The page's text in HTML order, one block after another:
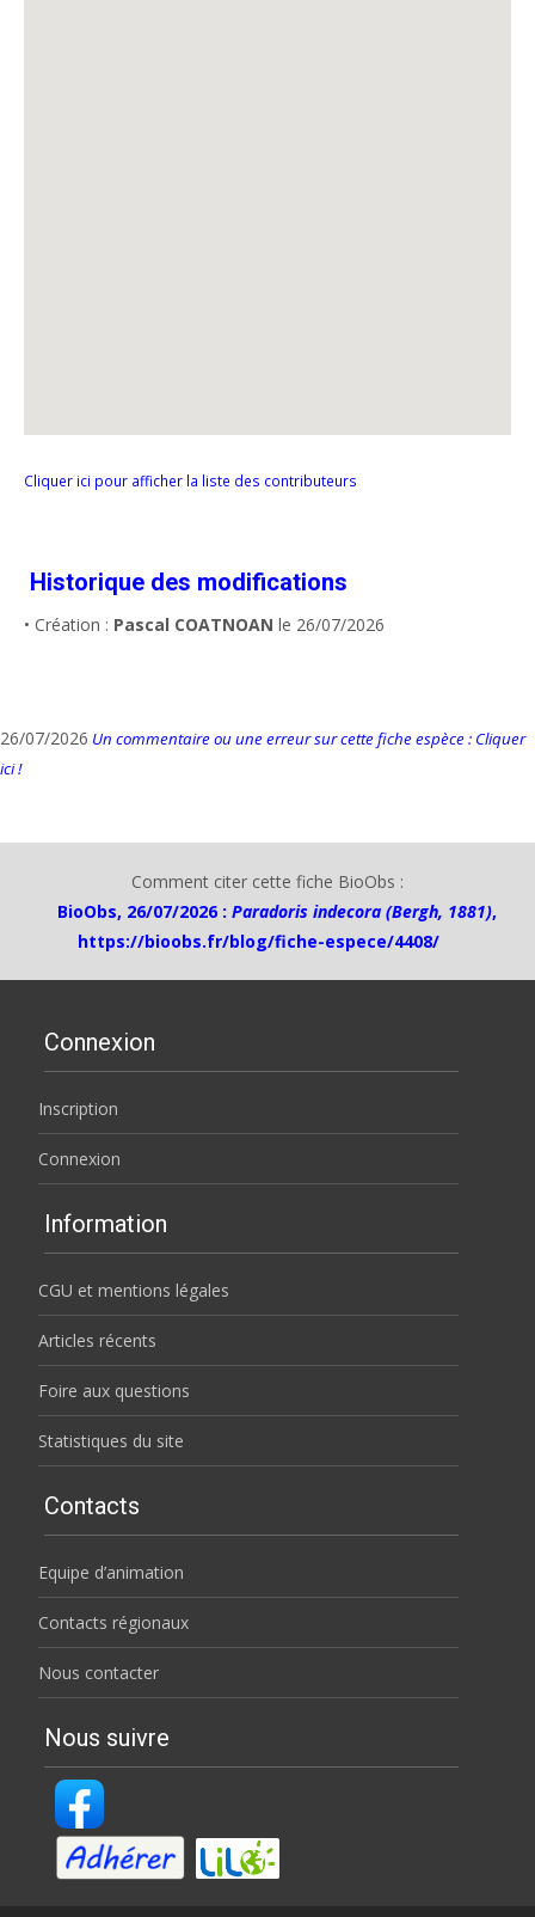
Cliquer ici pour afficher la liste des contributeurs
Historique des modifications
• Création : Pascal COATNOAN le 26/07/2026
26/07/2026 Un commentaire ou une erreur sur cette fiche espèce : Cliquer
ici !
Comment citer cette fiche BioObs :
BioObs, 26/07/2026 : Paradoris indecora (Bergh, 1881),
https://bioobs.fr/blog/fiche-espece/4408/
Connexion
Inscription
Connexion
Information
CGU et mentions légales
Articles récents
Foire aux questions
Statistiques du site
Contacts
Equipe d’animation
Contacts régionaux
Nous contacter
Nous suivre